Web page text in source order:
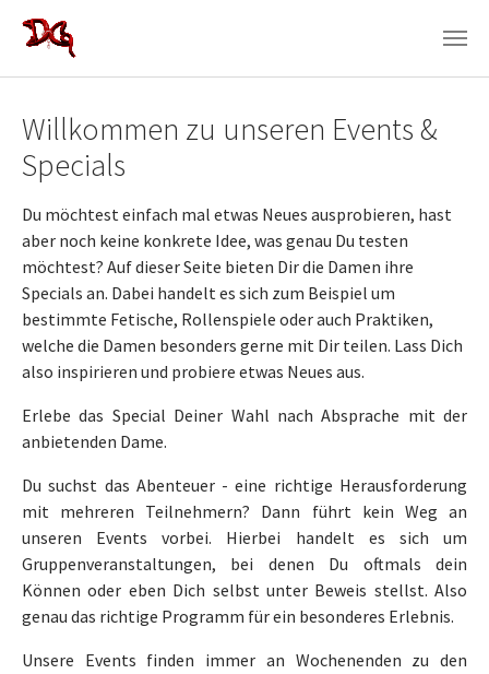
Zum Hauptinhalt springen
Willkommen zu unseren Events &
Specials
Du möchtest einfach mal etwas Neues ausprobieren, hast
aber noch keine konkrete Idee, was genau Du testen
möchtest? Auf dieser Seite bieten Dir die Damen ihre
Specials an. Dabei handelt es sich zum Beispiel um
bestimmte Fetische, Rollenspiele oder auch Praktiken,
welche die Damen besonders gerne mit Dir teilen. Lass Dich
also inspirieren und probiere etwas Neues aus.
Erlebe das Special Deiner Wahl nach Absprache mit der
anbietenden Dame.
Du suchst das Abenteuer - eine richtige Herausforderung
mit mehreren Teilnehmern? Dann führt kein Weg an
unseren Events vorbei. Hierbei handelt es sich um
Gruppenveranstaltungen, bei denen Du oftmals dein
Können oder eben Dich selbst unter Beweis stellst. Also
genau das richtige Programm für ein besonderes Erlebnis.
Unsere Events finden immer an Wochenenden zu den